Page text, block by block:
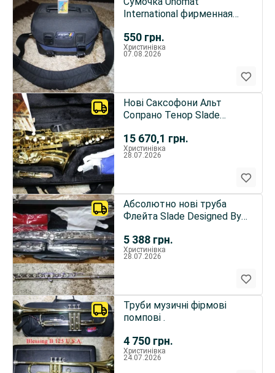
550 грн.
International фирменная
Христинівка
07.08.2026
15 670,1 грн.
Нові Саксофони Альт
Сопрано Тенор Slade
Христинівка
28.07.2026
5 388 грн.
Абсолютно нові труба
Флейта Slade Designed By
Христинівка
28.07.2026
4 750 грн.
Труби музичні фірмові
помпові .
Христинівка
24.07.2026